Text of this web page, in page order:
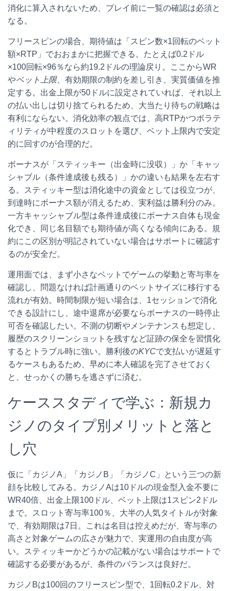
消化に算入されないため、プレイ前に一覧の確認は必須と
なる。
フリースピンの場合、期待値は「スピン数×1回転のベット
額×RTP」でおおまかに把握できる。たとえば0.2ドル
×100回転×96％なら約19.2ドルの理論戻り。ここからWR
やベット上限、有効期限の制約を差し引き、実質価値を推
定する。出金上限が50ドルに設定されていれば、それ以上
の払い出しは切り捨てられるため、大当たり待ちの戦略は
有利にならない。消化効率の観点では、高RTPかつボラテ
ィリティが中程度のスロットを選び、ベット上限内で安定
的に回すのが合理的だ。
ボーナスが「スティッキー（出金時に没収）」か「キャッ
シャブル（条件達成後も残る）」かの違いも結果を左右す
る。スティッキー型は消化途中の資金としては役立つが、
到達時にボーナス額が消えるため、実利益は勝利分のみ。
一方キャッシャブル型は条件達成後にボーナス自体も現金
化でき、同じ名目額でも期待値が高くなる傾向にある。規
約にこの区別が明記されていない場合はサポートに確認す
るのが安全だ。
運用面では、まず小さなベットでゲームの挙動と寄与率を
確認し、問題なければ計画通りのベットサイズに移行する
流れが有効。時間制限が短い場合は、1セッションで消化
できる設計にし、途中退席が必要ならボーナスの一時停止
可否を確認したい。不測の切断やメンテナンスも想定し、
履歴のスクリーンショットを残すなど証跡の保全を習慣化
するとトラブル時に強い。勝利後のKYCで支払いが遅延す
るケースもあるため、早めに本人確認を完了させておく
と、せっかくの勝ちを逃さずに済む。
ケーススタディで学ぶ：新規カ
ジノのタイプ別メリットと落と
し穴
仮に「カジノA」「カジノB」「カジノC」という三つの新
顔を比較してみる。カジノAは10ドルの現金型入金不要に
WR40倍、出金上限100ドル、ベット上限は1スピン2ドル
まで。スロット寄与率100％、大半の人気タイトルが対象
で、有効期限は7日。これは名目は控えめだが、寄与率の
高さと対象ゲームの広さが魅力で、実運用の自由度が高
い。スティッキーかどうかの記載がない場合はサポートで
確認する必要があるが、条件のバランスは良好だ。
カジノBは100回のフリースピン型で、1回転0.2ドル、対